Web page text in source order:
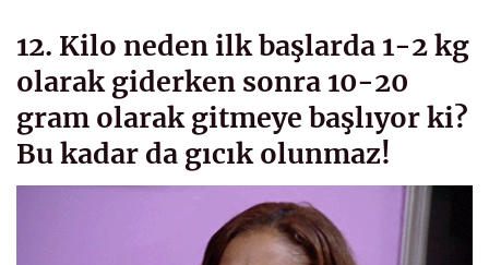
12. Kilo neden ilk başlarda 1-2 kg
olarak giderken sonra 10-20
gram olarak gitmeye başlıyor ki?
Bu kadar da gıcık olunmaz!